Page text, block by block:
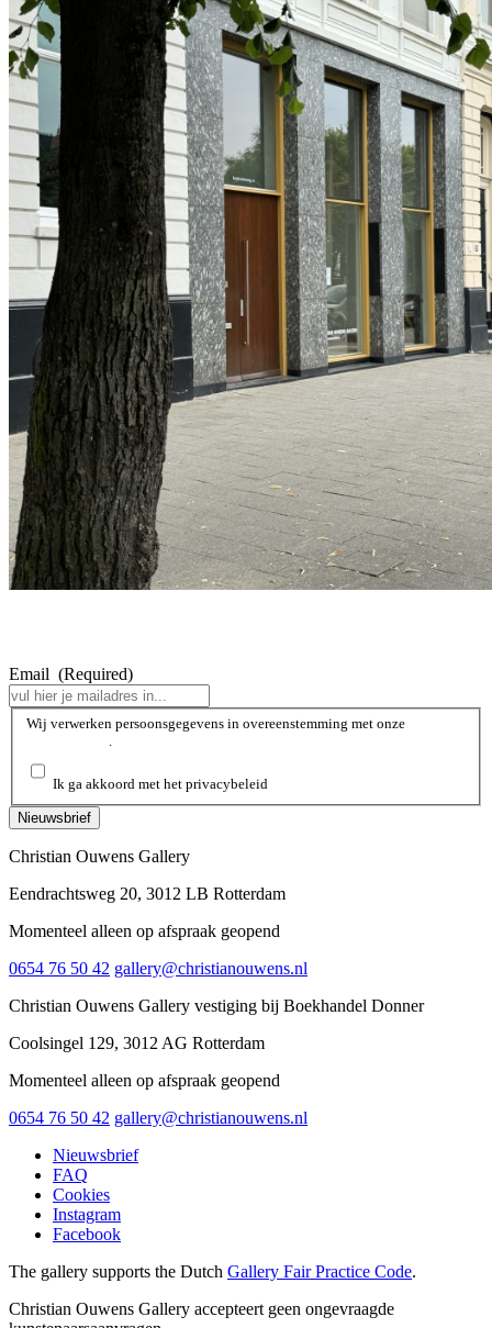
Email (Required)
Wij
persoonsgegevens
in
overeenstemming
met
privacybeleid.
Wij verwerken persoonsgegevens in overeenstemming met onze
.
Ik ga akkoord met het privacybeleid
Christian Ouwens Gallery
Eendrachtsweg 20, 3012 LB Rotterdam
Momenteel alleen op afspraak geopend
0654 76 50 42 gallery@christianouwens.nl
Christian Ouwens Gallery vestiging bij Boekhandel Donner
Coolsingel 129, 3012 AG Rotterdam
Momenteel alleen op afspraak geopend
0654 76 50 42 gallery@christianouwens.nl
Nieuwsbrief
FAQ
Cookies
Instagram
Facebook
The gallery supports the Dutch Gallery Fair Practice Code.
Christian Ouwens Gallery accepteert geen ongevraagde